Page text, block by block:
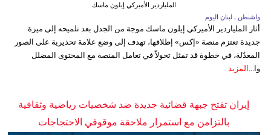
الملياردير الأميركي إيلون ماسك
واشنطن ـ لبنان اليوم
أثار الملياردير الأميركي إيلون ماسك موجة من الجدل بعد تلميحه إلى ميزة
جديدة تعتزم منصة «إكس» إطلاقها، تهدف إلى وضع علامة تحذيرية على الصور
المعدّلة، في خطوة قد تمثل تحولاً في تعامل المنصة مع المحتوى المضلل
وا... المزيد
إيران تفتح جبهة قضائية جديدة ضد شخصيات رياضية وثقافية
بالتزامن مع استمرار ملاحقة موقوفي الاحتجاجات